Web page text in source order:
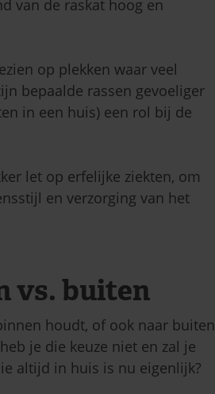
van de raskat hoog en
op plekken waar veel
bepaalde rassen gevoeliger
in een huis) een rol bij de
let op erfelijke ziekten, om
en verzorging van het
vs. buiten
houdt, of ook naar buiten
je die keuze niet en zal je
altijd in huis is nu eigenlijk?